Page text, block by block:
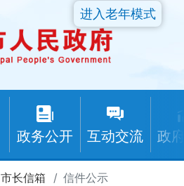
政务公开 互动交流 政
进入老年模式
市长信箱 信件公示